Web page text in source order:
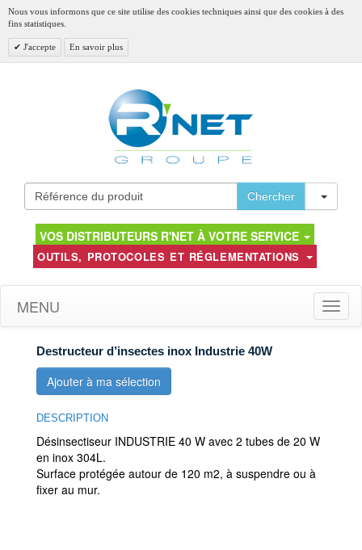
Nous vous informons que ce site utilise des cookies techniques ainsi que des cookies à des
fins statistiques.
J'accepte En savoir plus
Chercher
VOS DISTRIBUTEURS R'NET À VOTRE SERVICE
OUTILS, PROTOCOLES ET RÉGLEMENTATIONS
Toggle
MENU
Destructeur d’insectes inox Industrie 40W
Ajouter à ma sélection
DESCRIPTION
Désinsectiseur INDUSTRIE 40 W avec 2 tubes de 20 W
en inox 304L.
Surface protégée autour de 120 m2, à suspendre ou à
fixer au mur.